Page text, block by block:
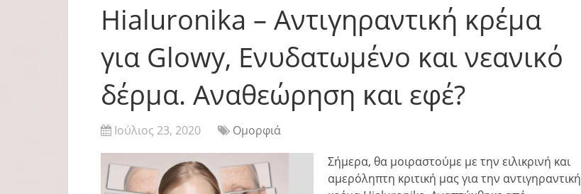
Hialuronika – Αντιγηραντική κρέμα
για Glowy, Ενυδατωμένο και νεανικό
δέρμα. Αναθεώρηση και εφέ?
Ιούλιος 23, 2020
Ομορφιά
Σήμερα, θα μοιραστούμε με την ειλικρινή και
αμερόληπτη κριτική μας για την αντιγηραντική